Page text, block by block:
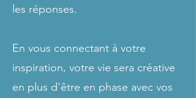
les réponses.
En vous connectant à votre
inspiration, votre vie sera créative
en plus d'être en phase avec vos